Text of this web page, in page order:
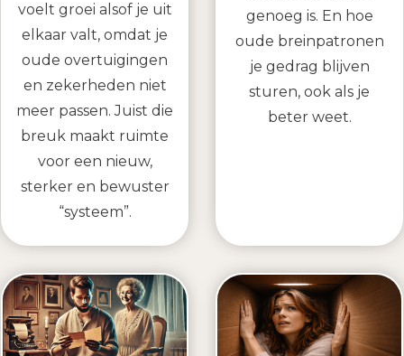
voelt groei alsof je uit
elkaar valt, omdat je
oude overtuigingen
en zekerheden niet
meer passen. Juist die
breuk maakt ruimte
voor een nieuw,
sterker en bewuster
“systeem”.
genoeg is. En hoe
oude breinpatronen
je gedrag blijven
sturen, ook als je
beter weet.